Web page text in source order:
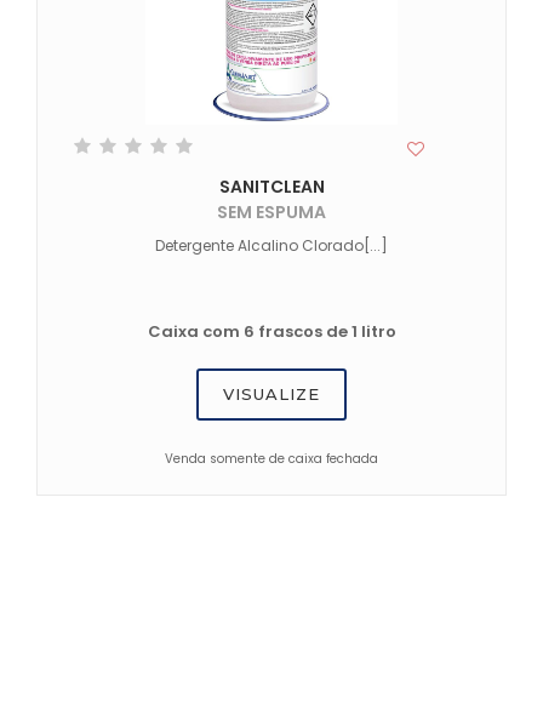
VISUALIZE
SANITCLEAN
SEM ESPUMA
Detergente Alcalino Clorado[...]
Caixa com 6 frascos de 1 litro
VISUALIZE
Venda somente de caixa fechada